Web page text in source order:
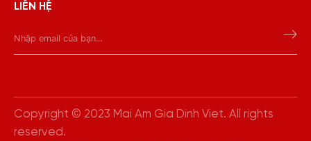
LIÊN HỆ
Copyright © 2023 Mai Am Gia Dinh Viet. All rights
reserved.